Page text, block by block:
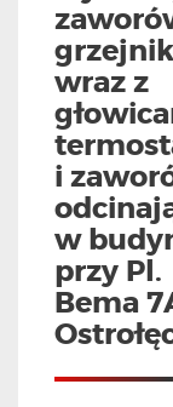
wraz z
i
w
przy Pl.
Bema